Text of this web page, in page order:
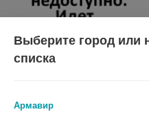
ТОНЕР ГИАЛУРОН. Д/ЛИЦА
Выберите город или
списка
Армавир